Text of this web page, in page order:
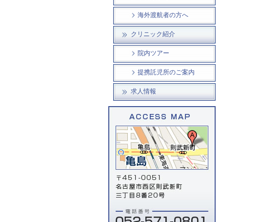
海外渡航者の方へ
クリニック紹介
院内ツアー
提携託児所のご案内
求人情報